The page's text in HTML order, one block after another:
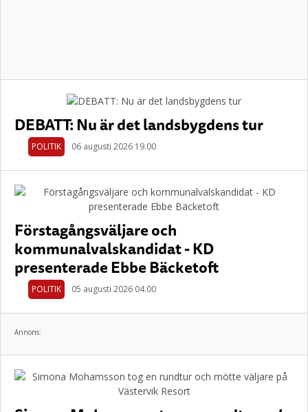
DEBATT: Nu är det landsbygdens tur
POLITIK 06 augusti 2026 19.00
Förstagångsväljare och
kommunalvalskandidat - KD
presenterade Ebbe Bäcketoft
POLITIK 05 augusti 2026 04.00
Annons: